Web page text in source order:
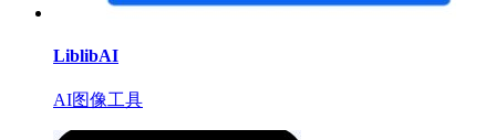
LiblibAI
AI图像工具